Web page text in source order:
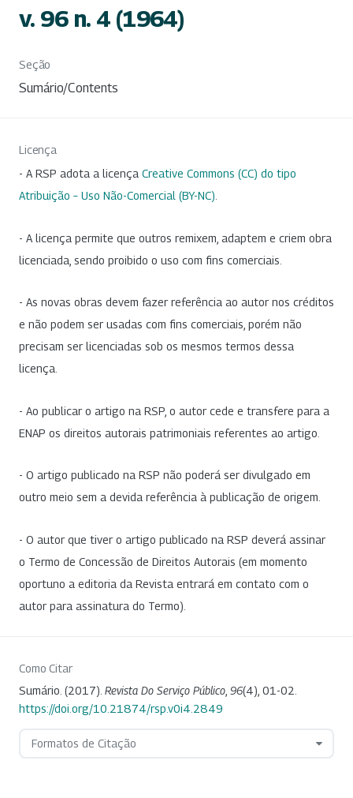
v. 96 n. 4 (1964)
Seção
Sumário/Contents
Licença
- A RSP adota a licença Creative Commons (CC) do tipo
Atribuição – Uso Não-Comercial (BY-NC)
- A licença permite que outros remixem, adaptem e criem obra
licenciada, sendo proibido o uso com fins comerciais.
- As novas obras devem fazer referência ao autor nos créditos
e não podem ser usadas com fins comerciais, porém não
precisam ser licenciadas sob os mesmos termos dessa
licença.
- Ao publicar o artigo na RSP, o autor cede e transfere para a
ENAP os direitos autorais patrimoniais referentes ao artigo.
- O artigo publicado na RSP não poderá ser divulgado em
outro meio sem a devida referência à publicação de origem.
- O autor que tiver o artigo publicado na RSP deverá assinar
o Termo de Concessão de Direitos Autorais (em momento
oportuno a editoria da Revista entrará em contato com o
autor para assinatura do Termo).
Como Citar
Sumário. (2017). Revista Do Serviço Público 96(4), 01-02.
https://doi.org/10.21874/rsp.v0i4.2849
Formatos de Citação